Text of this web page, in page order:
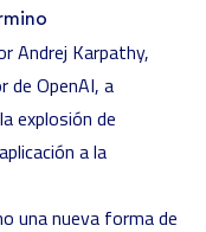
Andrej Karpathy,
de OpenAI, a
explosión de
a la
una nueva forma de